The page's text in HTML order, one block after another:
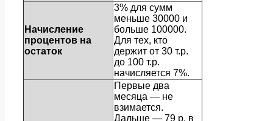
Начисление
процентов на
остаток
3% для сумм
меньше 30000 и
больше 100000.
Для тех, кто
держит от 30 т.р.
до 100 т.р.
начисляется 7%.
Первые два
месяца — не
взимается.
Дальше — 79 р. в